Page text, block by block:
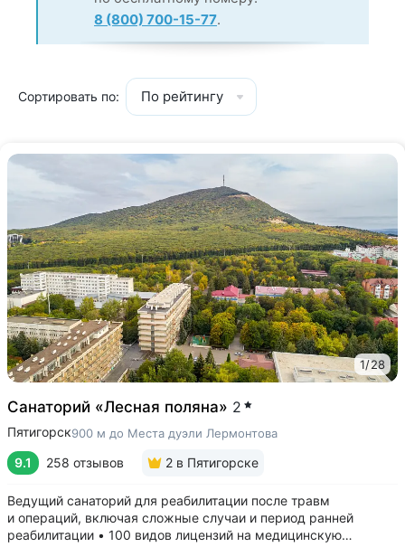
8 (800) 700-15-77.
Сортировать по: По рейтингу
1/28
Санаторий «Лесная поляна» 2
Пятигорск900 м до Места дуэли Лермонтова
9.1 258 отзывов 2 в Пятигорске
Ведущий санаторий для реабилитации после травм
и операций, включая сложные случаи и период ранней
реабилитации • 100 видов лицензий на медицинскую